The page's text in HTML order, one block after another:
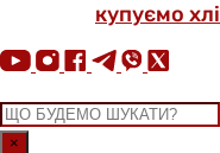
купуємо
×